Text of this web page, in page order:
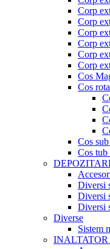
Corp
Corp
Corp
Corp
Corp
Corp
Cos
Cos
Cos
Cos tub
Diversi
Diversi
Diversi
Diverse
Sistem